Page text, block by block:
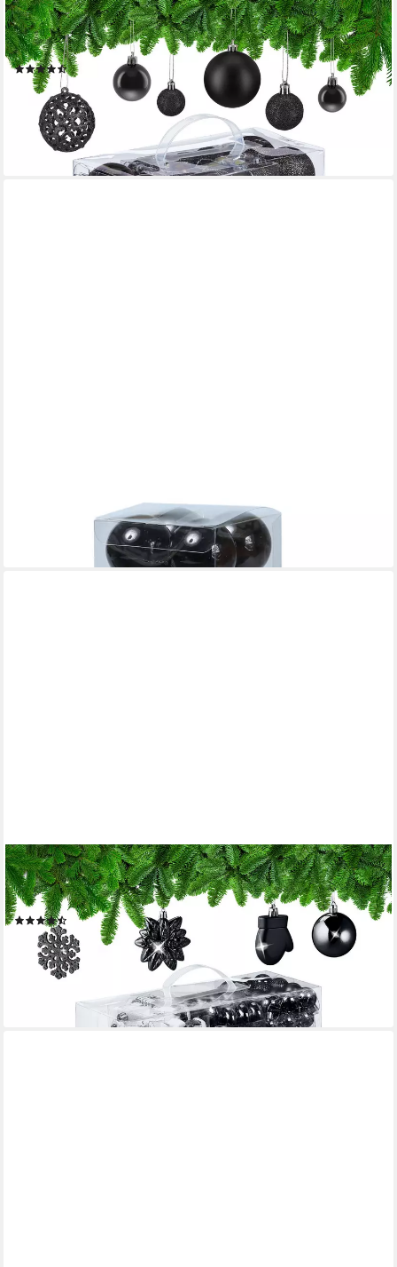
RELAXDAYS
Weihnachtsbaumkugel Weihnachtskugeln im 50er Set (50 St),
schwarz
(23)
14,99 € UVP 29,99 €
-50%
lieferbar - in 2-3 Werktagen bei dir
+3
bruchfest 4cm schwarz 16er Set (16 St)
lieferbar - in 2-3 Werktagen bei dir
RELAXDAYS
Weihnachtsbaumkugel Weihnachtskugeln im 100er Set (100 St),
schwarz
(19)
24,99 € UVP 39,99 €
-38%
lieferbar - in 2-3 Werktagen bei dir
+5